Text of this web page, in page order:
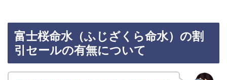
富士桜命水（ふじざくら命水）の割
引セールの有無について